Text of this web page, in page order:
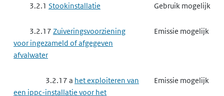
3.2.1 Stookinstallatie Gebruik mogelijk
3.2.17 Zuiveringsvoorziening
voor ingezameld of afgegeven
afvalwater
Emissie mogelijk
3.2.17 a het exploiteren van
een ippc-installatie voor het
Emissie mogelijk